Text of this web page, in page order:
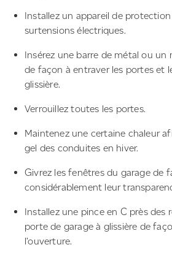
Installez un appareil de
surtensions électriques.
Insérez une barre de métal ou un
de façon à entraver les portes et
glissière.
Verrouillez toutes les portes.
Maintenez une certaine chaleur
gel des conduites en hiver.
Givrez les fenêtres du garage de
considérablement leur
Installez une pince en C près des
porte de garage à glissière de
l’ouverture.